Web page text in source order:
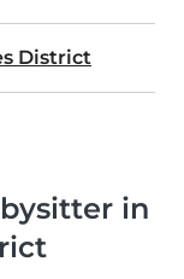
District
in